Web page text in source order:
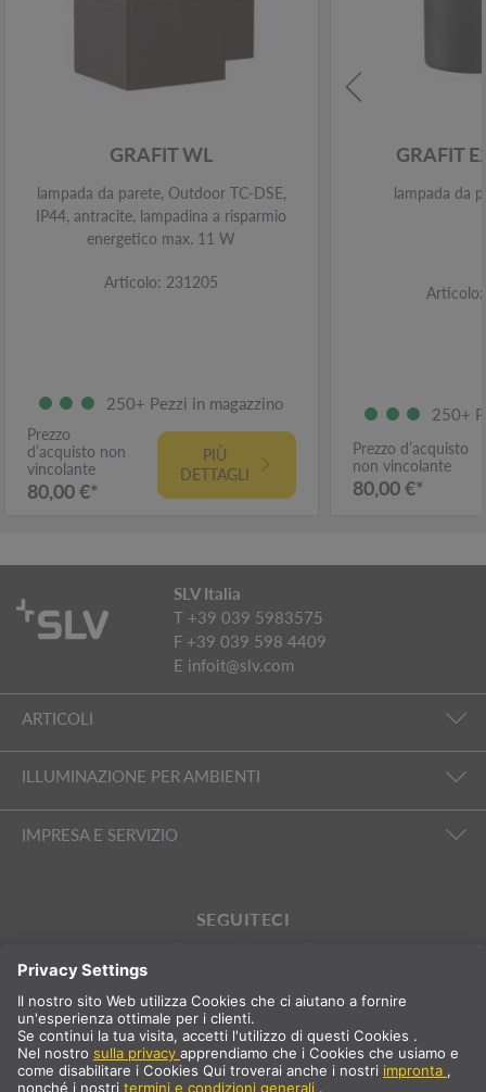
GRAFIT WL
lampada da parete, Outdoor TC-DSE,
IP44, antracite, lampadina a risparmio
energetico max. 11 W
Articolo: 231205
250+ Pezzi in magazzino
Prezzo
d’acquisto non
vincolante
80,00 €*
PIÙ
DETTAGLI
GRAFIT
lampada da
250+
Prezzo d’acquisto
non vincolante
80,00 €*
SLV Italia
T +39 039 5983575
F +39 039 598 4409
E infoit@slv.com
ARTICOLI
ILLUMINAZIONE PER AMBIENTI
IMPRESA E SERVIZIO
SEGUITECI
International
IT
Italia